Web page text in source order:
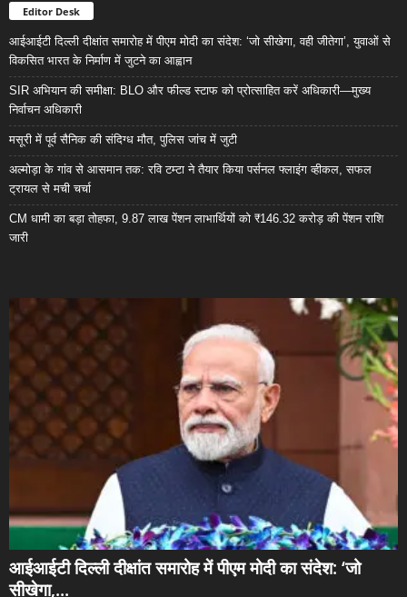
Editor Desk
आईआईटी दिल्ली दीक्षांत समारोह में पीएम मोदी का संदेश: ‘जो सीखेगा, वही जीतेगा’, युवाओं से
विकसित भारत के निर्माण में जुटने का आह्वान
SIR अभियान की समीक्षा: BLO और फील्ड स्टाफ को प्रोत्साहित करें अधिकारी—मुख्य
निर्वाचन अधिकारी
मसूरी में पूर्व सैनिक की संदिग्ध मौत, पुलिस जांच में जुटी
अल्मोड़ा के गांव से आसमान तक: रवि टम्टा ने तैयार किया पर्सनल फ्लाइंग व्हीकल, सफल
ट्रायल से मची चर्चा
CM धामी का बड़ा तोहफा, 9.87 लाख पेंशन लाभार्थियों को ₹146.32 करोड़ की पेंशन राशि
जारी
आईआईटी दिल्ली दीक्षांत समारोह में पीएम मोदी का संदेश: ‘जो
सीखेगा,...